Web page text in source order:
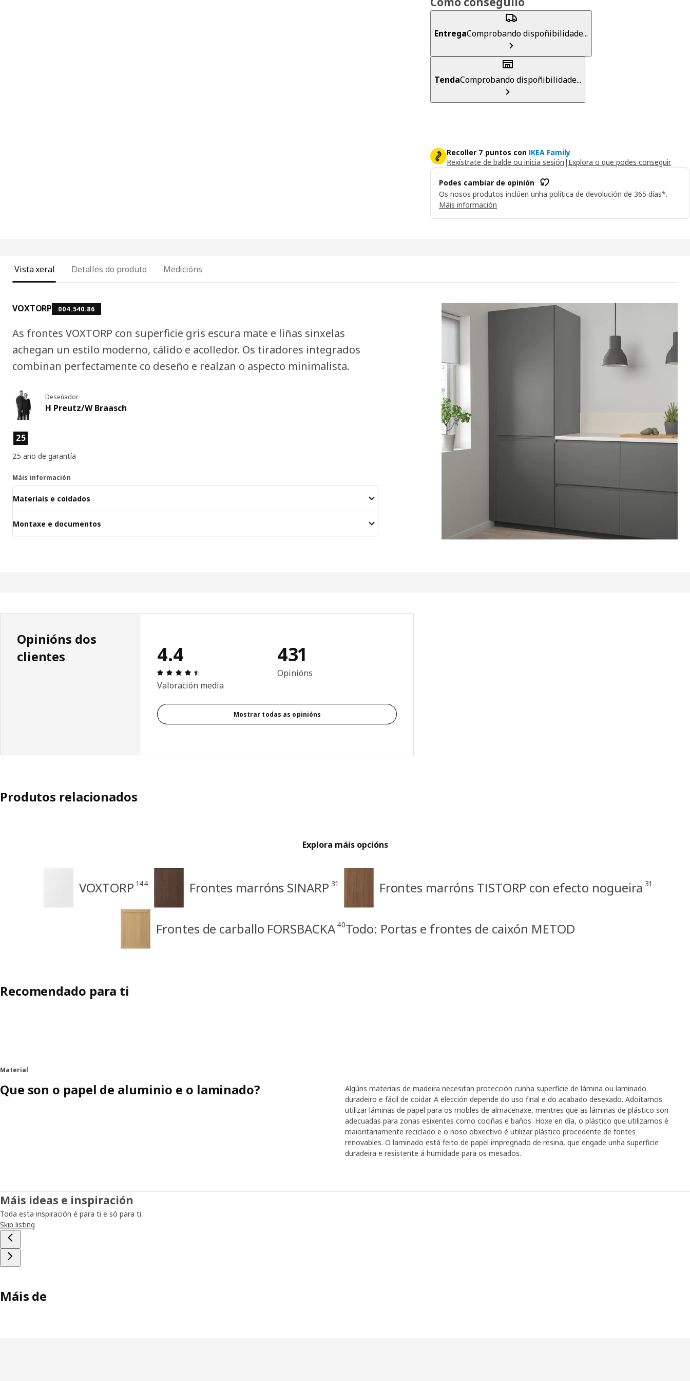
EntregaComprobando dispoñibilidade...
TendaComprobando dispoñibilidade...
Recoller 7 puntos con IKEA Family
Rexístrate de balde ou inicia sesión | Explora o que podes conseguir
Podes cambiar de opinión
Os nosos produtos inclúen unha política de devolución de 365 días*.
Máis información
Vista xeral Detalles do produto Medicións
VOXTORP 004.540.86
As frontes VOXTORP con superficie gris escura mate e liñas sinxelas
achegan un estilo moderno, cálido e acolledor. Os tiradores integrados
combinan perfectamente co deseño e realzan o aspecto minimalista.
Deseñador
H Preutz/W Braasch
Características do produto
25
25 ano de garantía
Máis información
Materiais e coidados
Montaxe e documentos
Opinións dos
clientes
4.4
Recensión: 4.4 de 5 estrelas. Revisións totais: 431
Valoración media
431
Opinións
Mostrar todas as opinións
Produtos relacionados
Explora máis opcións
VOXTORP 144 Frontes marróns SINARP 31 Frontes marróns TISTORP con efecto nogueira 31
Frontes de carballo FORSBACKA 40Todo: Portas e frontes de caixón METOD
Recomendado para ti
Material
Que son o papel de aluminio e o laminado?
Algúns materiais de madeira necesitan protección cunha superficie de lámina ou laminado
duradeiro e fácil de coidar. A elección depende do uso final e do acabado desexado. Adoitamos
utilizar láminas de papel para os mobles de almacenaxe, mentres que as láminas de plástico son
adecuadas para zonas esixentes como cociñas e baños. Hoxe en día, o plástico que utilizamos é
maioritariamente reciclado e o noso obxectivo é utilizar plástico procedente de fontes
renovables. O laminado está feito de papel impregnado de resina, que engade unha superficie
duradeira e resistente á humidade para os mesados.
Máis ideas e inspiración
Toda esta inspiración é para ti e só para ti.
Skip listing
Máis de